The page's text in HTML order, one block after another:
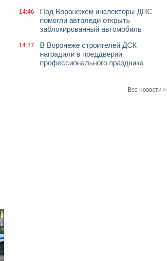
14:46
Под Воронежем инспекторы ДПС
помогли автоледи открыть
заблокированный автомобиль
14:37
В Воронеже строителей ДСК
наградили в преддверии
профессионального праздника
Все новости >